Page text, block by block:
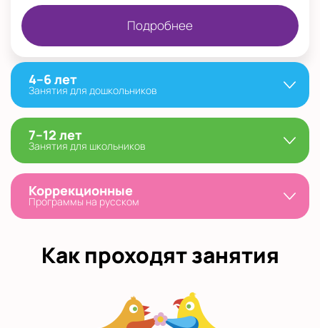
Подробнее
4–6 лет
Занятия для дошкольников
7–12 лет
Занятия для школьников
Коррекционные
Программы на русском
Как проходят занятия